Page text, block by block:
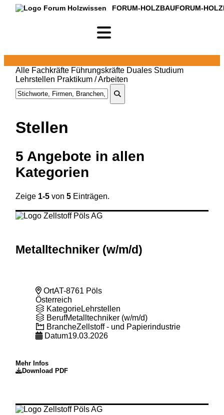
FORUM-HOLZBAUFORUM-
Alle Fachkräfte Führungskräfte Duales Studium
Lehrstellen Praktikum / Arbeiten
Stellen
5 Angebote inallen
Kategorien
Zeige 1-5 von5 Einträgen.
Metalltechniker (w/m/d)
OrtAT-8761 Pöls
Österreich
KategorieLehrstellen
BerufMetalltechniker (w/m/d)
BrancheZellstoff - und Papierindustrie
Datum19.03.2026
Mehr Infos
Download PDF